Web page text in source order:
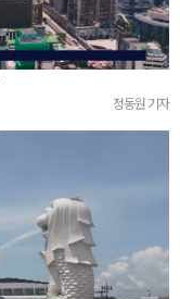
정동원 기자